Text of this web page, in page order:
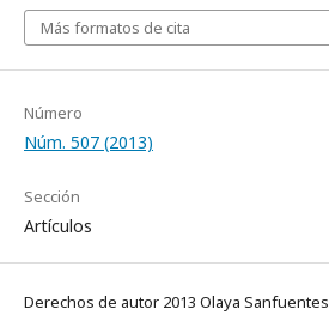
Más formatos de cita
Número
Núm. 507 (2013)
Sección
Artículos
Derechos de autor 2013 Olaya Sanfuentes